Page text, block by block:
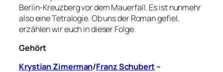
Berlin-Kreuzberg vor dem Mauerfall. Es ist nunmehr
also eine Tetralogie. Ob uns der Roman gefiel,
erzählen wir euch in dieser Folge.
Gehört
Krystian Zimerman/Franz Schubert–